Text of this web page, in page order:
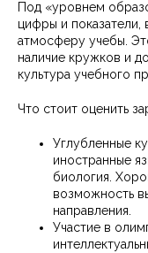
Под «уровнем
цифры и показатели,
атмосферу учебы.
наличие кружков и
культура учебного
Что стоит оценить
Углубленные
иностранные
биология.
возможность
направления.
Участие в